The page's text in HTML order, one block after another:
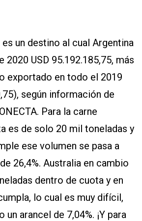
es un destino al cual Argentina
2020 USD 95.192.185,75, más
exportado en todo el 2019
según información de
Para la carne
es de solo 20 mil toneladas y
ese volumen se pasa a
26,4%. Australia en cambio
dentro de cuota y en
lo cual es muy difícil,
un arancel de 7,04%. ¡Y para